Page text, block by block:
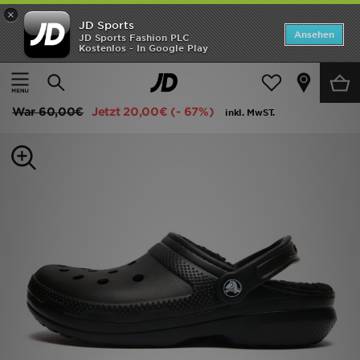
×
JD Sports
JD Sports Fashion PLC
Kostenlos - In Google Play
Ansehen
Startseite
Frauen Frauenschuhe Sneakers
Crocs Classic Lined Clog Damen
War60,00€ Jetzt 20,00€ (- 67%) inkl. MwST.
Startseite
ANGEBOTE
Herren
Bestsellers
JD Exklusives